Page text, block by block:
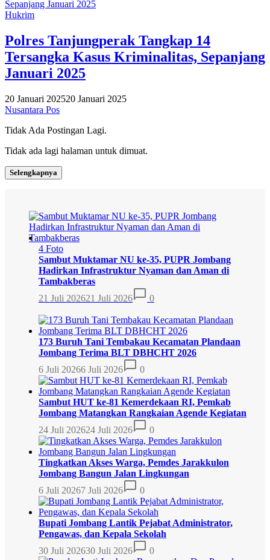
Hukrim
Polres Tanjungperak Tangkap 14
Tersangka Kasus Kriminalitas, Sepanjang
Januari 2025
20 Januari 202520 Januari 2025
Nusantara Pos
Tidak Ada Postingan Lagi.
Tidak ada lagi halaman untuk dimuat.
Selengkapnya
4 Foto
Sambut Muktamar NU ke-35, PUPR Jombang
Hadirkan Infrastruktur Nyaman dan Aman di
Tambakberas
21 Juli 202621 Juli 2026 0
173 Buruh Tani Tembakau Kecamatan Plandaan
Jombang Terima BLT DBHCHT 2026
6 Juli 20266 Juli 2026 0
Sambut HUT ke-81 Kemerdekaan RI, Pemkab
Jombang Matangkan Rangkaian Agende Kegiatan
24 Juli 202624 Juli 2026 0
Tingkatkan Akses Warga, Pemdes Jarakkulon
Jombang Bangun Jalan Lingkungan
6 Juli 20267 Juli 2026 0
Bupati Jombang Lantik Pejabat Administrator,
Pengawas, dan Kepala Sekolah
30 Juli 202630 Juli 2026 0